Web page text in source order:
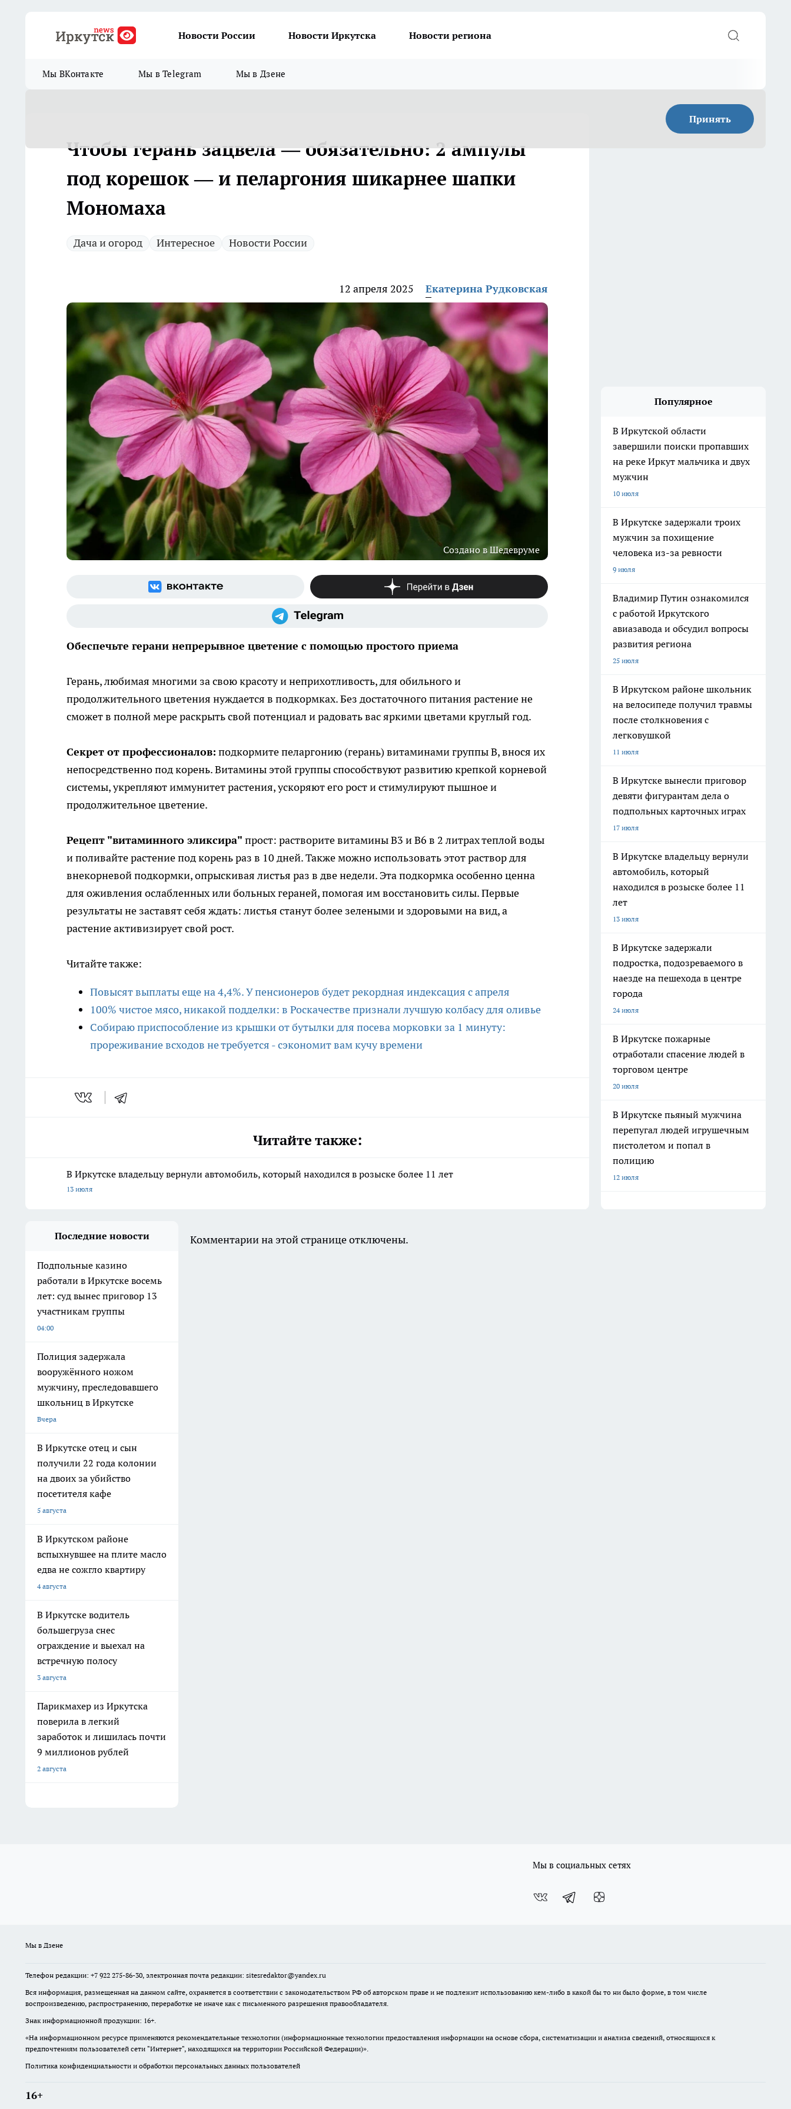
Новости России Новости Иркутска Новости региона
Мы ВКонтакте Мы в Telegram Мы в Дзене
Принять
Чтобы герань зацвела — обязательно: 2 ампулы
под корешок — и пеларгония шикарнее шапки
Мономаха
Дача и огород Интересное Новости России
12 апреля 2025 Екатерина Рудковская
Создано в Шедевруме
Обеспечьте герани непрерывное цветение с помощью простого приема
Герань, любимая многими за свою красоту и неприхотливость, для обильного и
продолжительного цветения нуждается в подкормках. Без достаточного питания растение не
сможет в полной мере раскрыть свой потенциал и радовать вас яркими цветами круглый год.
Секрет от профессионалов: подкормите пеларгонию (герань) витаминами группы B, внося их
непосредственно под корень. Витамины этой группы способствуют развитию крепкой корневой
системы, укрепляют иммунитет растения, ускоряют его рост и стимулируют пышное и
продолжительное цветение.
Рецепт "витаминного эликсира" прост: растворите витамины B3 и B6 в 2 литрах теплой воды
и поливайте растение под корень раз в 10 дней. Также можно использовать этот раствор для
внекорневой подкормки, опрыскивая листья раз в две недели. Эта подкормка особенно ценна
для оживления ослабленных или больных гераней, помогая им восстановить силы. Первые
результаты не заставят себя ждать: листья станут более зелеными и здоровыми на вид, а
растение активизирует свой рост.
Читайте также:
Повысят выплаты еще на 4,4%. У пенсионеров будет рекордная индексация c апреля
100% чистое мясо, никакой подделки: в Роскачестве признали лучшую колбасу для оливье
Собираю приспособление из крышки от бутылки для посева морковки за 1 минуту:
прореживание всходов не требуется - сэкономит вам кучу времени
Читайте также:
В Иркутске владельцу вернули автомобиль, который находился в розыске более 11 лет
13 июля
Популярное
В Иркутской области
завершили поиски пропавших
на реке Иркут мальчика и двух
мужчин
10 июля
В Иркутске задержали троих
мужчин за похищение
человека из-за ревности
9 июля
Владимир Путин ознакомился
с работой Иркутского
авиазавода и обсудил вопросы
развития региона
25 июля
В Иркутском районе школьник
на велосипеде получил травмы
после столкновения с
легковушкой
11 июля
В Иркутске вынесли приговор
девяти фигурантам дела о
подпольных карточных играх
17 июля
В Иркутске владельцу вернули
автомобиль, который
находился в розыске более 11
лет
13 июля
В Иркутске задержали
подростка, подозреваемого в
наезде на пешехода в центре
города
24 июля
В Иркутске пожарные
отработали спасение людей в
торговом центре
20 июля
В Иркутске пьяный мужчина
перепугал людей игрушечным
пистолетом и попал в
полицию
12 июля
Последние новости
Подпольные казино
работали в Иркутске восемь
лет: суд вынес приговор 13
участникам группы
04:00
Полиция задержала
вооружённого ножом
мужчину, преследовавшего
школьниц в Иркутске
Вчера
В Иркутске отец и сын
получили 22 года колонии
на двоих за убийство
посетителя кафе
5 августа
В Иркутском районе
вспыхнувшее на плите масло
едва не сожгло квартиру
4 августа
В Иркутске водитель
большегруза снес
ограждение и выехал на
встречную полосу
3 августа
Парикмахер из Иркутска
поверила в легкий
заработок и лишилась почти
9 миллионов рублей
2 августа
Комментарии на этой странице отключены.
Мы в социальных сетях
Мы в Дзене
Телефон редакции: +7 922 275-86-30, электронная почта редакции: sitesredaktor@yandex.ru
Вся информация, размещенная на данном сайте, охраняется в соответствии с законодательством РФ об авторском праве и не подлежит использованию кем-либо в какой бы то ни было форме, в том числе
воспроизведению, распространению, переработке не иначе как с письменного разрешения правообладателя.
Знак информационной продукции: 16+.
«На информационном ресурсе применяются рекомендательные технологии (информационные технологии предоставления информации на основе сбора, систематизации и анализа сведений, относящихся к
предпочтениям пользователей сети "Интернет", находящихся на территории Российской Федерации)».
Политика конфиденциальности и обработки персональных данных пользователей
16+